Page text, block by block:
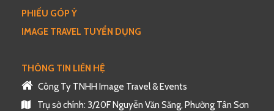
chuyển về Bangkok.
Công viên Nong Nooch
trong khuôn viên rộng lớn của đất nước Thái Lan.
PHIẾU GÓP Ý
IMAGE TRAVEL TUYỂN DỤNG
THÔNG TIN LIÊN HỆ
Công Ty TNHH Image Travel & Events
Trụ sở chính: 3/20F Nguyễn Văn Săng, Phường Tân Sơn